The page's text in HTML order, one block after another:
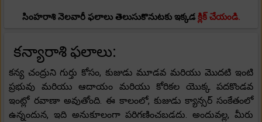
సింహరాశి నెలవారీ ఫలాలు తెలుసుకొనుటకు ఇక్కడక్లిక్ చేయండి.
కన్యారాశి ఫలాలు:
కన్య చంద్రుని గుర్తు కోసం, కుజుడు మూడవ మరియు మొదటి ఇంటి
ప్రభువు మరియు ఆదాయం మరియు కోరికల యొక్క పదకొండవ
ఇంట్లో రవాణా అవుతోంది. ఈ కాలంలో, కుజుడు క్యాన్సర్ సంకేతంలో
ఉన్నందున, ఇది అనుకూలంగా పరిగణించబడదు. అందువల్ల, మీరు